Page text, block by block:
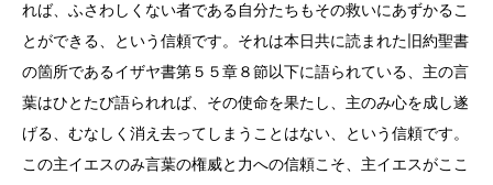
れば、ふさわしくない者である自分たちもその救いにあずかるこ
とができる、という信頼です。それは本日共に読まれた旧約聖書
の箇所であるイザヤ書第５５章８節以下に語られている、主の言
葉はひとたび語られれば、その使命を果たし、主のみ心を成し遂
げる、むなしく消え去ってしまうことはない、という信頼です。
この主イエスのみ言葉の権威と力への信頼こそ、主イエスがここ